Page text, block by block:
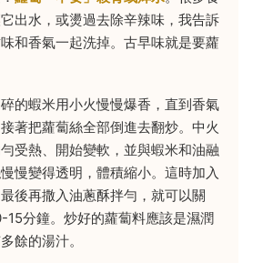
出水，或燙過去除辛辣味，我告訴
和香氣一起洗掉。古早味就是要蘿
的蝦米用小火慢慢爆香，直到香氣
著把蘿蔔絲全部倒進去翻炒。中火
受熱、開始變軟，並與蝦米和油融
慢變得透明，體積縮小。這時加入
後再撒入油蔥酥拌勻，就可以關
15分鐘。炒好的蘿蔔料應該是濕潤
餘的湯汁。